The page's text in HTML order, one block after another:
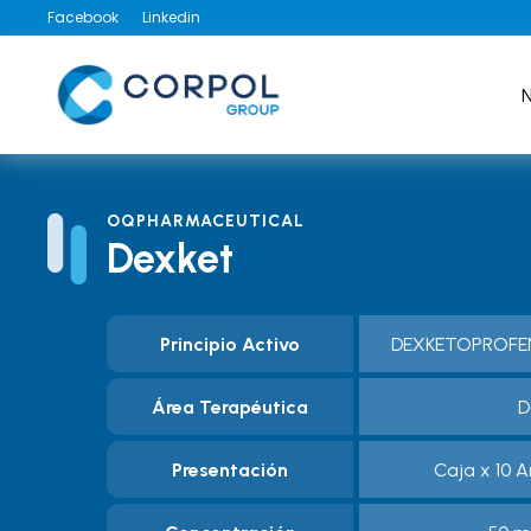
Facebook Linkedin
OQPHARMACEUTICAL
Dexket
Principio Activo
Área Terapéutica
Presentación Caja x 10